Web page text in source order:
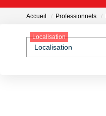
Accueil Professionnels
Localisation
Localisation